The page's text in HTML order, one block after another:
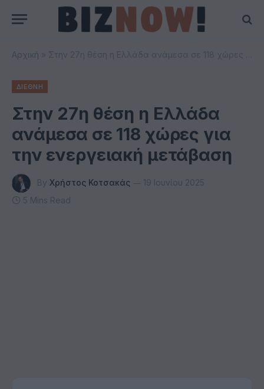
Αρχική
ΔΙΕΘΝΗ
Στην 27η θέση η Ελλάδα
ανάμεσα σε 118 χώρες για
την ενεργειακή μετάβαση
By Χρήστος Κοτσακάς
19 Ιουνίου 2025
5 Mins Read